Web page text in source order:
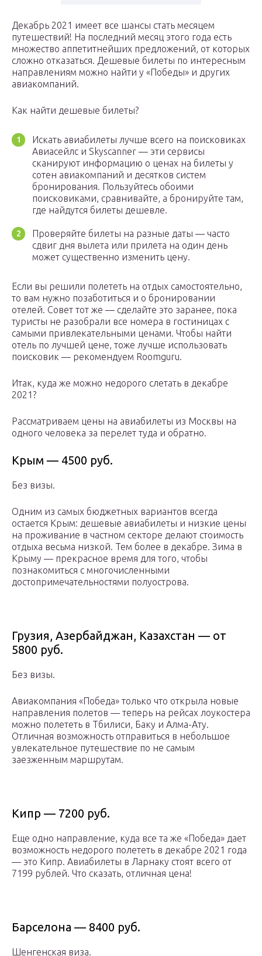
Декабрь 2021 имеет все шансы стать месяцем
путешествий! На последний месяц этого года есть
множество аппетитнейших предложений, от которых
сложно отказаться. Дешевые билеты по интересным
направлениям можно найти у «Победы» и других
авиакомпаний.
Как найти дешевые билеты?
Искать авиабилеты лучше всего на поисковиках
Авиасейлс и Skyscanner — эти сервисы
сканируют информацию о ценах на билеты у
сотен авиакомпаний и десятков систем
бронирования. Пользуйтесь обоими
поисковиками, сравнивайте, а бронируйте там,
где найдутся билеты дешевле.
Проверяйте билеты на разные даты — часто
сдвиг дня вылета или прилета на один день
может существенно изменить цену.
Если вы решили полететь на отдых самостоятельно,
то вам нужно позаботиться и о бронировании
отелей. Совет тот же — сделайте это заранее, пока
туристы не разобрали все номера в гостиницах с
самыми привлекательными ценами. Чтобы найти
отель по лучшей цене, тоже лучше использовать
поисковик — рекомендуем Roomguru.
Итак, куда же можно недорого слетать в декабре
2021?
Рассматриваем цены на авиабилеты из Москвы на
одного человека за перелет туда и обратно.
Крым — 4500 руб.
Без визы.
Одним из самых бюджетных вариантов всегда
остается Крым: дешевые авиабилеты и низкие цены
на проживание в частном секторе делают стоимость
отдыха весьма низкой. Тем более в декабре. Зима в
Крыму — прекрасное время для того, чтобы
познакомиться с многочисленными
достопримечательностями полуострова.
Грузия, Азербайджан, Казахстан — от
5800 руб.
Без визы.
Авиакомпания «Победа» только что открыла новые
направления полетов — теперь на рейсах лоукостера
можно полететь в Тбилиси, Баку и Алма-Ату.
Отличная возможность отправиться в небольшое
увлекательное путешествие по не самым
заезженным маршрутам.
Кипр — 7200 руб.
Еще одно направление, куда все та же «Победа» дает
возможность недорого полететь в декабре 2021 года
— это Кипр. Авиабилеты в Ларнаку стоят всего от
7199 рублей. Что сказать, отличная цена!
Барселона — 8400 руб.
Шенгенская виза.